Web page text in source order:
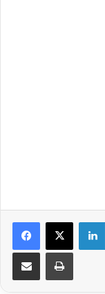
Facebook
X
Share via Email Print